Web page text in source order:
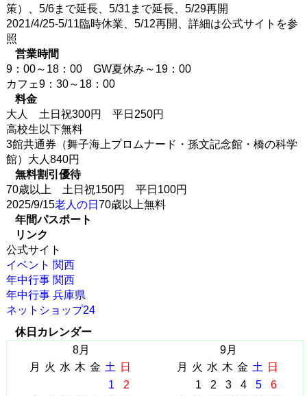
策）、5/6まで延長、5/31まで延長、5/29再開
2021/4/25-5/11臨時休業、5/12再開、詳細は公式サイトを参
照
営業時間
9：00～18：00 GW夏休み～19：00
カフェ9：30～18：00
料金
大人 土日祝300円 平日250円
高校生以下無料
3館共通券（舞子海上プロムナード・孫文記念館・橋の科学
館）大人840円
無料割引優待
70歳以上 土日祝150円 平日100円
2025/9/15老人の日 70歳以上無料
年間パスポート
リンク
公式サイト
イベント 関西
年中行事 関西
年中行事 兵庫県
ネットショップ24
休日カレンダー
8月
月
火 水 木 金 土
日
1
2
9月
月
火 水 木 金 土
日
1
2 3 4 5
6